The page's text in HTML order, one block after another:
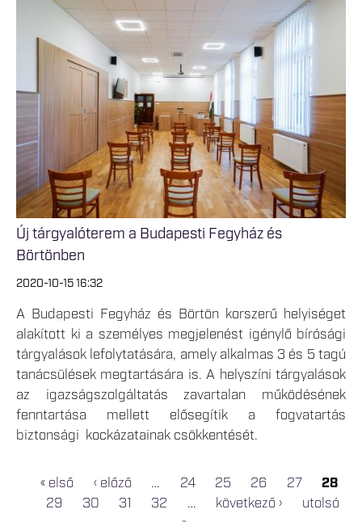
Új tárgyalóterem a Budapesti Fegyház és
Börtönben
2020-10-15 16:32
A Budapesti Fegyház és Börtön korszerű helyiséget
alakított ki a személyes megjelenést igénylő bírósági
tárgyalások lefolytatására, amely alkalmas 3 és 5 tagú
tanácsülések megtartására is. A helyszíni tárgyalások
az igazságszolgáltatás zavartalan működésének
fenntartása mellett elősegítik a fogvatartás
biztonsági kockázatainak csökkentését.
OLDALAK
« első ‹ előző … 24 25 26 27
28
29
30 31 32 … következő ›
utolsó